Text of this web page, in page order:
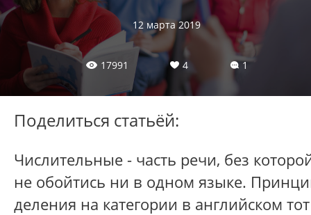
12 марта 2019
17991 4 1
Поделиться статьёй:
Числительные - часть речи, без
не обойтись ни в одном языке.
деления на категории в английском тот